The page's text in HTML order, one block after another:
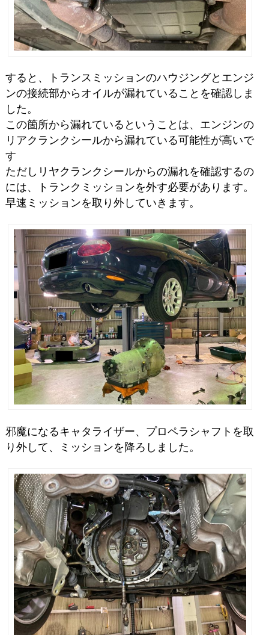
すると、トランスミッションのハウジングとエンジ
ンの接続部からオイルが漏れていることを確認しま
した。
この箇所から漏れているということは、エンジンの
リアクランクシールから漏れている可能性が高いで
す
ただしリヤクランクシールからの漏れを確認するの
には、トランクミッションを外す必要があります。
早速ミッションを取り外していきます。
邪魔になるキャタライザー、プロペラシャフトを取
り外して、ミッションを降ろしました。